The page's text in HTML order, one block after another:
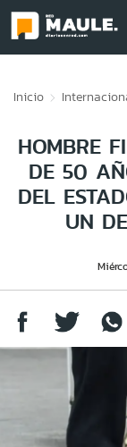
Inicio
HOMBRE
DE 50
DEL
UN